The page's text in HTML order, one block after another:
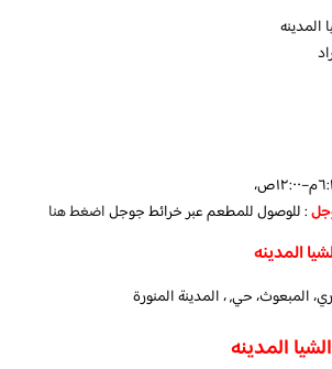
: للوصول للمطعم عبر خرائط جوجلاضغط هنا
المدينه
المبعوث، حي, ، المدينة المنورة
المدينه